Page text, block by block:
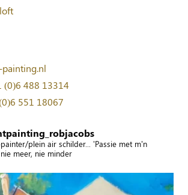
(0)6 488 13314
551 18067
plein air schilder... 'Passie met m'n
meer, nie minder